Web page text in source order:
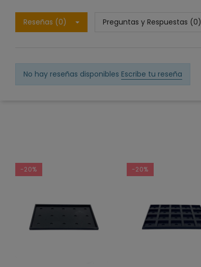
Reseñas (0) Preguntas y Respuestas (0)
No hay reseñas disponibles Escribe tu reseña
-20% -20%